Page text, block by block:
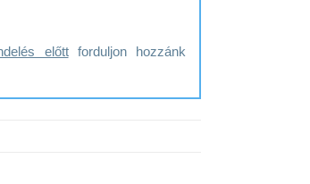
előttforduljon hozzánk